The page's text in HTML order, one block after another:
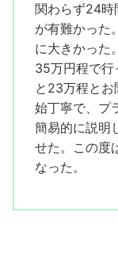
関わらず24時
が有難かった
に大きかった
35万円程で行
と23万程と
始丁寧で、プ
簡易的に説明
せた。この度
なった。